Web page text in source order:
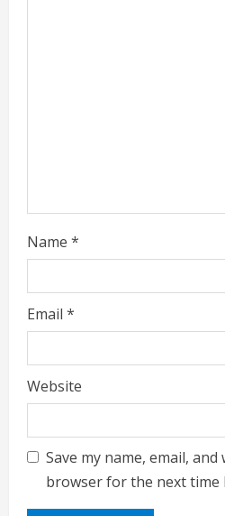
g
Name *
Email *
Website
Save my name, email,
browser for the next time